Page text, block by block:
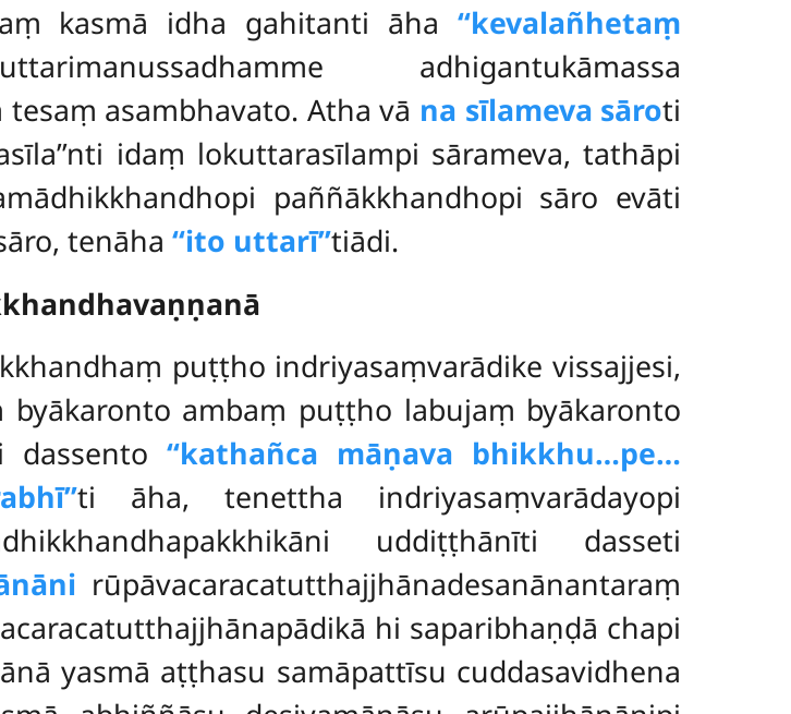
kasmā idha gahitanti āha‘‘kevalañhetaṃ
adhigantukāmassa
asambhavato. Atha vā na sīlameva sāroti
idaṃ lokuttarasīlampi sārameva, tathāpi
paññākkhandhopi sāro evāti
tenāha ‘‘ito uttarī’’tiādi.
puṭṭho indriyasaṃvarādike vissajjesi,
ambaṃ puṭṭho labujaṃ byākaronto
dassento‘‘kathañca māṇava bhikkhu…pe…
ti āha, tenettha indriyasaṃvarādayopi
uddiṭṭhānīti dasseti
rūpāvacaracatutthajjhānadesanānantaraṃ
hi saparibhaṇḍā chapi
yasmā aṭṭhasu samāpattīsu cuddasavidhena